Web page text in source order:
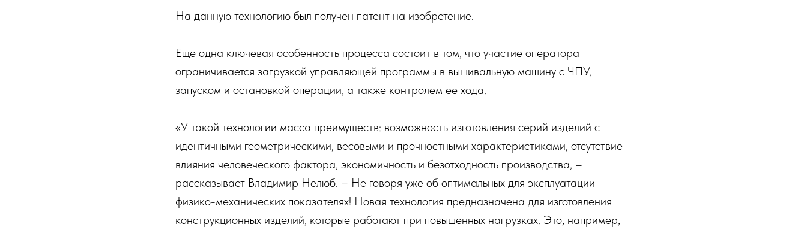
На данную технологию был получен патент на изобретение.
Еще одна ключевая особенность процесса состоит в том, что участие оператора
ограничивается загрузкой управляющей программы в вышивальную машину с ЧПУ,
запуском и остановкой операции, а также контролем ее хода.
«У такой технологии масса преимуществ: возможность изготовления серий изделий с
идентичными геометрическими, весовыми и прочностными характеристиками, отсутствие
влияния человеческого фактора, экономичность и безотходность производства, –
рассказывает Владимир Нелюб. – Не говоря уже об оптимальных для эксплуатации
физико-механических показателях! Новая технология предназначена для изготовления
конструкционных изделий, которые работают при повышенных нагрузках. Это, например,